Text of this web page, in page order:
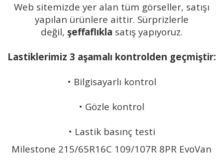
Web sitemizde yer alan tüm görseller, satışı
yapılan ürünlere aittir. Sürprizlerle
değil, şeffaflıkla satış yapıyoruz.
Lastiklerimiz 3 aşamalı kontrolden geçmiştir:
• Bilgisayarlı kontrol
• Gözle kontrol
• Lastik basınç testi
Milestone 215/65R16C 109/107R 8PR EvoVan